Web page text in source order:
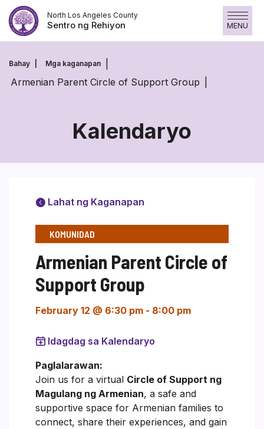
Laktawan
ang
nilalaman
North Los Angeles County
Sentro ng Rehiyon MENU
Bahay Mga kaganapan
Armenian Parent Circle of Support Group
Kalendaryo
Lahat ng Kaganapan
KOMUNIDAD
Armenian Parent Circle of
Support Group
February 12 @ 6:30 pm - 8:00 pm
Idagdag sa Kalendaryo
Paglalarawan:
Join us for a virtual Circle of Support ng
Magulang ng Armenian, a safe and
supportive space for Armenian families to
connect, share their experiences, and gain